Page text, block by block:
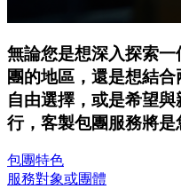
無論您是想深入探索
團的地區，還是想結
自由選擇，或是希望
行， 客製包團服務將是
包團特色
服務對象或團體